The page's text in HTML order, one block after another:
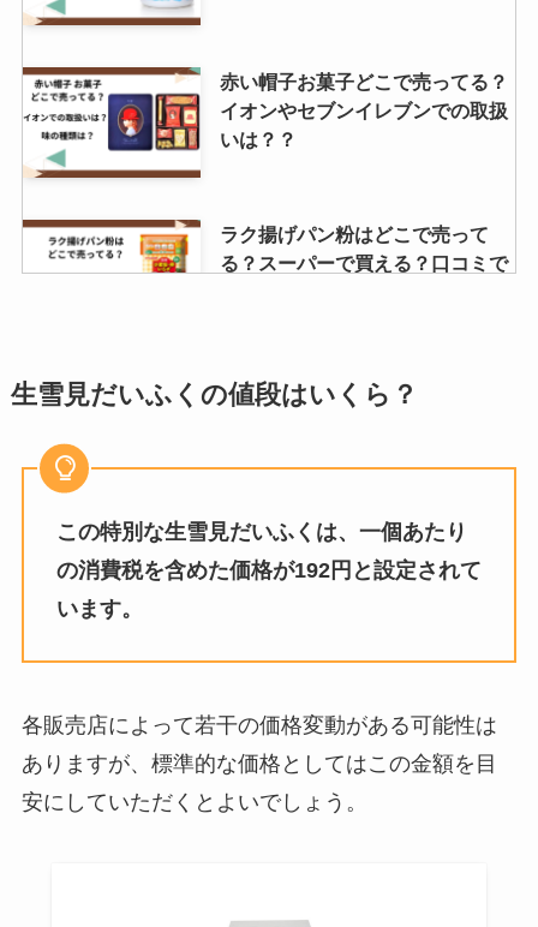
赤い帽子お菓子どこで売ってる？
イオンやセブンイレブンでの取扱
いは？？
ラク揚げパン粉はどこで売って
る？スーパーで買える？口コミで
リッツチョコサンドはどこに売っ
wの健康青汁はドラッグストアで
買える？どこで売ってる？口コミ
こで買える?東京駅で売ってる場
所は？通販が安い？
生雪見だいふくの値段はいくら？
この特別な生雪見だいふくは、一個あたり
の消費税を含めた価格が192円と設定されて
います。
各販売店によって若干の価格変動がある可能性は
ありますが、標準的な価格としてはこの金額を目
安にしていただくとよいでしょう。